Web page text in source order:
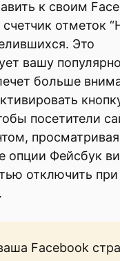
к своим
отметок
Это
вашу
больше
посетители
опции Фейсбук
отключить при
Facebook